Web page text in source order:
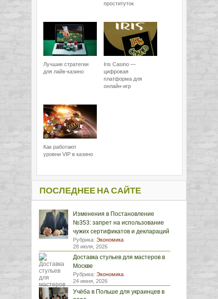
проституток
Лучшие стратегии
для лайв-казино
Iris Casino —
цифровая
платформа для
онлайн-игр
Как работают
уровни VIP в казино
ПОСЛЕДНЕЕ НА САЙТЕ
Изменения в Постановление
№353: запрет на использование
чужих сертификатов и деклараций
Рубрика: Экономика
28 июля, 2026
Доставка стульев для мастеров в
Москве
Рубрика: Экономика
24 июня, 2026
Учёба в Польше для украинцев в